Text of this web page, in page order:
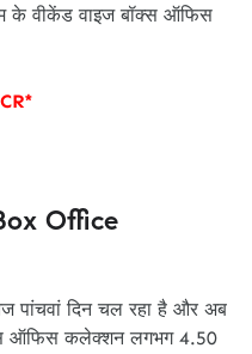
के वीकेंड वाइज बॉक्स ऑफिस
Office
पांचवां दिन चल रहा है और अब
ऑफिस कलेक्शन लगभग 4.50